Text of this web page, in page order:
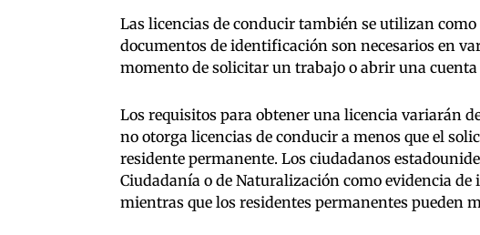
Las licencias de conducir también se utilizan
documentos de identificación son necesarios en
momento de solicitar un trabajo o abrir una
Los requisitos para obtener una licencia variarán
no otorga licencias de conducir a menos que el
residente permanente. Los ciudadanos
Ciudadanía o de Naturalización como evidencia
mientras que los residentes permanentes pueden